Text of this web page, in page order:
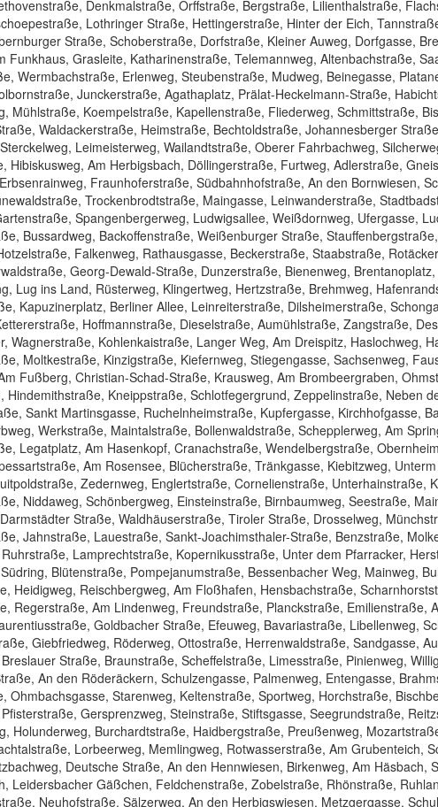
Denkmalstraße, Orffstraße, Bergstraße, Lilienthalstraße,
Lothringer Straße, Hettingerstraße, Hinter der Eich,
Straße, Schoberstraße, Dorfstraße, Kleiner Auweg, Dorfgasse,
Funkhaus, Grasleite, Katharinenstraße, Telemannweg, Altenbachstraße,
Wermbachstraße, Erlenweg, Steubenstraße, Mudweg, Beinegasse,
Junckerstraße, Agathaplatz, Prälat-Heckelmann-Straße,
Mühlstraße, Koempelstraße, Kapellenstraße, Fliederweg, Schmittstraße,
Waldackerstraße, Heimstraße, Bechtoldstraße, Johannesberger
Leimeisterweg, Wailandtstraße, Oberer Fahrbachweg,
Hibiskusweg, Am Herbigsbach, Döllingerstraße, Furtweg, Adlerstraße,
Fraunhoferstraße, Südbahnhofstraße, An den Bornwiesen,
Trockenbrodtstraße, Maingasse, Leinwanderstraße,
Spangenbergerweg, Ludwigsallee, Weißdornweg, Ufergasse,
Bussardweg, Backoffenstraße, Weißenburger Straße,
Falkenweg, Rathausgasse, Beckerstraße, Staabstraße,
Georg-Dewald-Straße, Dunzerstraße, Bienenweg,
Lug ins Land, Rüsterweg, Klingertweg, Hertzstraße, Brehmweg,
Kapuzinerplatz, Berliner Allee, Leinreiterstraße, Dilsheimerstraße,
Hoffmannstraße, Dieselstraße, Aumühlstraße, Zangstraße,
Wagnerstraße, Kohlenkaistraße, Langer Weg, Am Dreispitz, Haslochweg,
Moltkestraße, Kinzigstraße, Kiefernweg, Stiegengasse, Sachsenweg,
Fußberg, Christian-Schad-Straße, Krausweg, Am Brombeergraben,
Hindemithstraße, Kneippstraße, Schlotfegergrund, Zeppelinstraße, Neben
Sankt Martinsgasse, Ruchelnheimstraße, Kupfergasse, Kirchhofgasse,
Werkstraße, Maintalstraße, Bollenwaldstraße, Schepplerweg, Am
Legatplatz, Am Hasenkopf, Cranachstraße, Wendelbergstraße,
Am Rosensee, Blücherstraße, Tränkgasse, Kiebitzweg,
Zedernweg, Englertstraße, Cornelienstraße, Unterhainstraße,
Niddaweg, Schönbergweg, Einsteinstraße, Birnbaumweg, Seestraße,
Straße, Waldhäuserstraße, Tiroler Straße, Drosselweg,
Jahnstraße, Lauestraße, Sankt-Joachimsthaler-Straße, Benzstraße,
Lamprechtstraße, Kopernikusstraße, Unter dem Pfarracker,
Blütenstraße, Pompejanumstraße, Bessenbacher Weg, Mainweg,
Heidigweg, Reischbergweg, Am Floßhafen, Hensbachstraße,
Regerstraße, Am Lindenweg, Freundstraße, Planckstraße, Emilienstraße,
Goldbacher Straße, Efeuweg, Bavariastraße, Libellenweg,
Giebfriedweg, Röderweg, Ottostraße, Herrenwaldstraße, Sandgasse,
Straße, Braunstraße, Scheffelstraße, Limesstraße, Pinienweg,
An den Röderäckern, Schulzengasse, Palmenweg, Entengasse,
Ohmbachsgasse, Starenweg, Keltenstraße, Sportweg, Horchstraße,
Gersprenzweg, Steinstraße, Stiftsgasse, Seegrundstraße,
Holunderweg, Burchardtstraße, Haidbergstraße, Preußenweg,
Lorbeerweg, Memlingweg, Rotwasserstraße, Am Grubenteich,
Deutsche Straße, An den Hennwiesen, Birkenweg, Am Häsbach,
Leidersbacher Gäßchen, Feldchenstraße, Zobelstraße, Rhönstraße,
Neuhofstraße, Sälzerweg, An den Herbigswiesen, Metzgergasse,